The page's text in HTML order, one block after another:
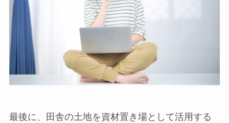
最後に、田舎の土地を資材置き場として活用する